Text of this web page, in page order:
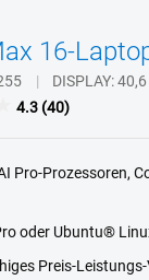
16-
DISPLAY 40,6
4.3 (40)
5
Pro-Prozessoren,
oder Ubuntu®
Preis-